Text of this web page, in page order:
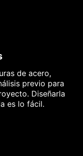
de acero,
previo para
Diseñarla
es lo fácil.